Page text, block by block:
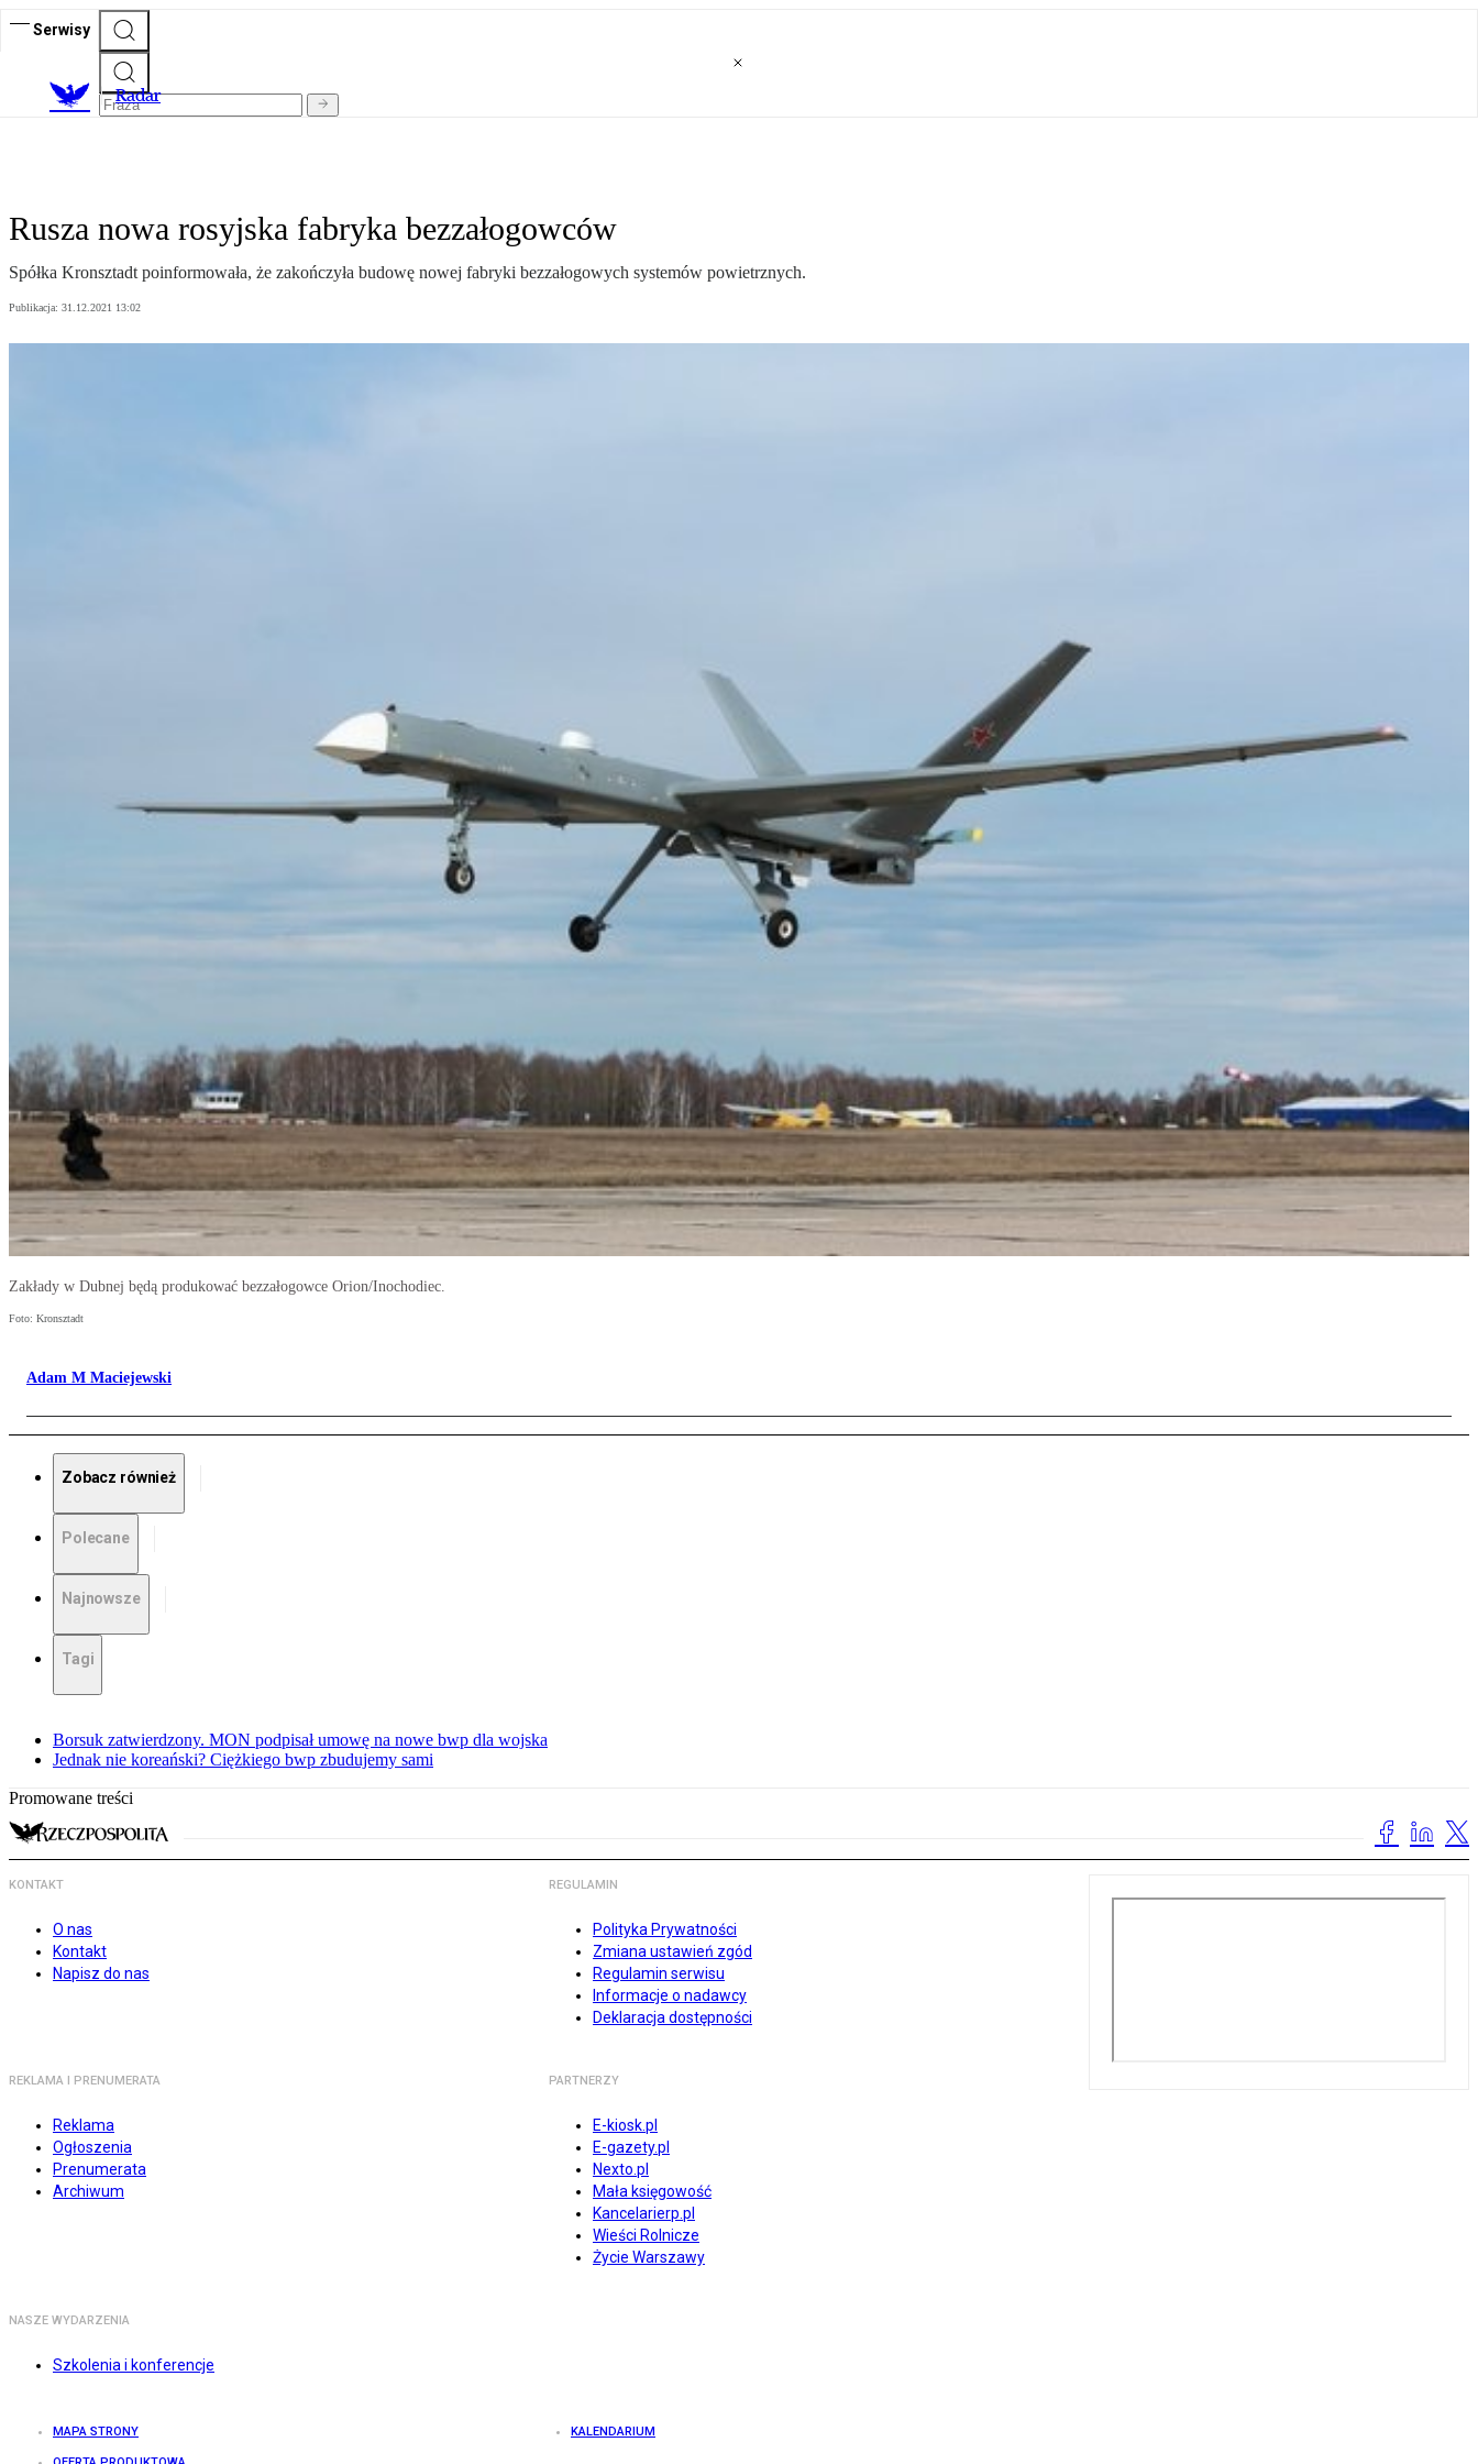
Serwisy
Radar
Rusza nowa rosyjska fabryka bezzałogowców
Spółka Kronsztadt poinformowała, że zakończyła budowę nowej fabryki bezzałogowych systemów powietrznych.
Publikacja: 31.12.2021 13:02
Zakłady w Dubnej będą produkować bezzałogowce Orion/Inochodiec.
Foto: Kronsztadt
Adam M Maciejewski
Zobacz również
Polecane
Najnowsze
Tagi
Borsuk zatwierdzony. MON podpisał umowę na nowe bwp dla wojska
Jednak nie koreański? Ciężkiego bwp zbudujemy sami
Promowane treści
KONTAKT
O nas
Kontakt
Napisz do nas
REGULAMIN
Polityka Prywatności
Zmiana ustawień zgód
Regulamin serwisu
Informacje o nadawcy
Deklaracja dostępności
REKLAMA I PRENUMERATA
Reklama
Ogłoszenia
Prenumerata
Archiwum
PARTNERZY
E-kiosk.pl
E-gazety.pl
Nexto.pl
Mała księgowość
Kancelarierp.pl
Wieści Rolnicze
Życie Warszawy
NASZE WYDARZENIA
Szkolenia i konferencje
MAPA STRONY KALENDARIUM